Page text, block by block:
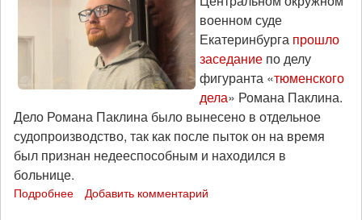
военном суде
Екатеринбурга прошло
заседание по делу
фигуранта «тюменского
дела» Романа Паклина.
Дело Романа Паклина было вынесено в отдельное
судопроизводство, так как после пыток он на время
был признан недееспособным и находился в
больнице.
Подробнее Добавить комментарий